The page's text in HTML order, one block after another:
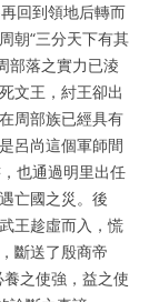
回到領地后轉而
朝“三分天下有其
部落之實力已淩
文王，紂王卻出
周部族已經具有
呂尚這個軍師間
也通過明里出任
亡國之災。後
王趁虛而入，慌
斷送了殷商帝
之使強，益之使